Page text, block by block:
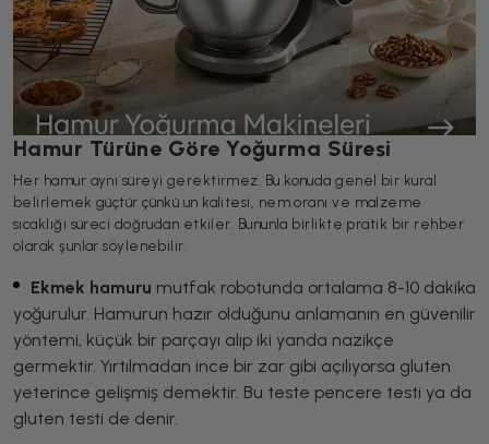
Hamur Türüne Göre Yoğurma Süresi
Her hamur aynı süreyi gerektirmez. Bu konuda genel bir kural
belirlemek güçtür çünkü un kalitesi, nem oranı ve malzeme
sıcaklığı süreci doğrudan etkiler. Bununla birlikte pratik bir rehber
olarak şunlar söylenebilir.
Ekmek hamuru mutfak robotunda ortalama 8-10 dakika
yoğurulur. Hamurun hazır olduğunu anlamanın en güvenilir
yöntemi, küçük bir parçayı alıp iki yanda nazikçe
germektir. Yırtılmadan ince bir zar gibi açılıyorsa gluten
yeterince gelişmiş demektir. Bu teste pencere testi ya da
gluten testi de denir.